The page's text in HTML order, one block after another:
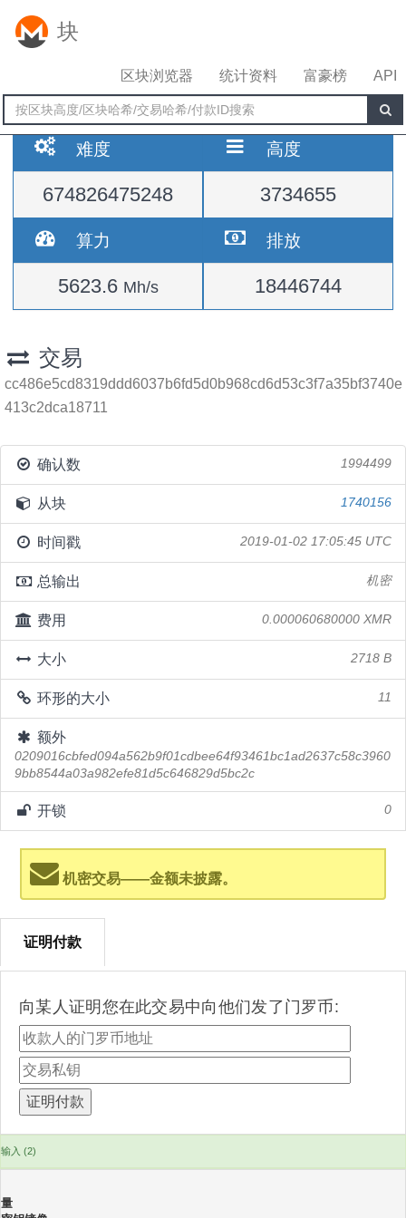
块
区块浏览器 统计资料 富豪榜 API
难度
674826475248
高度
3734655
算力
5623.6 Mh/s
排放
18446744
交易
cc486e5cd8319ddd6037b6fd5d0b968cd6d53c3f7a35bf3740e
413c2dca18711
确认数 1994499
从块 1740156
时间戳 2019-01-02 17:05:45 UTC
总输出 机密
费用 0.000060680000 XMR
大小 2718 B
环形的大小 11
额外
0209016cbfed094a562b9f01cdbee64f93461bc1ad2637c58c3960
9bb8544a03a982efe81d5c646829d5bc2c
开锁 0
机密交易——金额未披露。
证明付款
向某人证明您在此交易中向他们发了门罗币:
输入 (2)
量